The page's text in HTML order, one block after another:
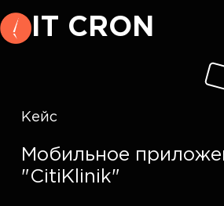
IT CRON
Кейс
Мобильное
"CitiKlinik"